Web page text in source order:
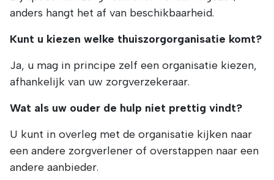
anders hangt het af van beschikbaarheid.
Kunt u kiezen welke thuiszorgorganisatie komt?
Ja, u mag in principe zelf een organisatie kiezen,
afhankelijk van uw zorgverzekeraar.
Wat als uw ouder de hulp niet prettig vindt?
U kunt in overleg met de organisatie kijken naar
een andere zorgverlener of overstappen naar een
andere aanbieder.